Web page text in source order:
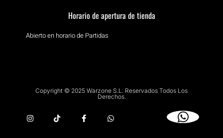
Horario de apertura de tienda
Abierto en horario de Partidas
Copyright © 2025 Warzone S.L. Reservados Todos Los
Derechos.